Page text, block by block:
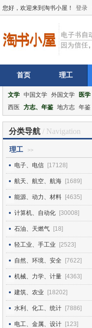
您好，欢迎来到淘书小屋！ 登录
首页 理工
文学 中国文学 外国文学 医学
西医
方志、年鉴 地方志 年鉴
分类导航 / Navigation
理工 >>
电子、电信 [17128]
航天、航空、航海 [1689]
能源、动力、材料 [4635]
计算机、自动化 [30008]
石油、天燃气 [18]
轻工业、手工业 [2523]
自然、环境、安全 [7622]
机械、力学、计量 [4363]
建筑、农业 [18202]
水利、化工、统计 [7886]
电工、金属、设计 [123]